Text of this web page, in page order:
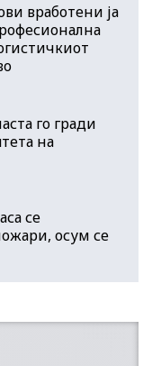
вработени ја
го гради
на
се
осум се